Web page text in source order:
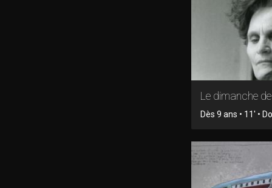
Le dimanche
Dès 9 ans • 11' •